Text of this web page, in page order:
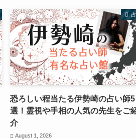
恐ろしい程当たる伊勢崎の占い師5
選！霊視や手相の人気の先生をご
介
August 1, 2026